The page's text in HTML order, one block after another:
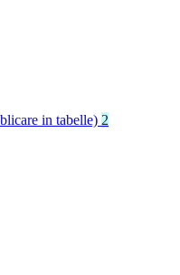
in tabelle) 2